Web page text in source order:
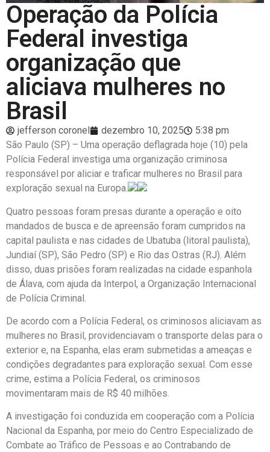
Operação da Polícia
Federal investiga
organização que
aliciava mulheres no
Brasil
jefferson coronel dezembro 10, 2025
5:38 pm
São Paulo (SP) – Uma operação deflagrada hoje (10) pela
Polícia Federal investiga uma organização criminosa
responsável por aliciar e traficar mulheres no Brasil para
exploração sexual na Europa.
Quatro pessoas foram presas durante a operação e oito
mandados de busca e de apreensão foram cumpridos na
capital paulista e nas cidades de Ubatuba (litoral paulista),
Jundiaí (SP), São Pedro (SP) e Rio das Ostras (RJ). Além
disso, duas prisões foram realizadas na cidade espanhola
de Álava, com ajuda da Interpol, a Organização Internacional
de Polícia Criminal.
De acordo com a Polícia Federal, os criminosos aliciavam as
mulheres no Brasil, providenciavam o transporte delas para o
exterior e, na Espanha, elas eram submetidas a ameaças e
condições degradantes para exploração sexual. Com esse
crime, estima a Polícia Federal, os criminosos
movimentaram mais de R$ 40 milhões.
A investigação foi conduzida em cooperação com a Polícia
Nacional da Espanha, por meio do Centro Especializado de
Combate ao Tráfico de Pessoas e ao Contrabando de